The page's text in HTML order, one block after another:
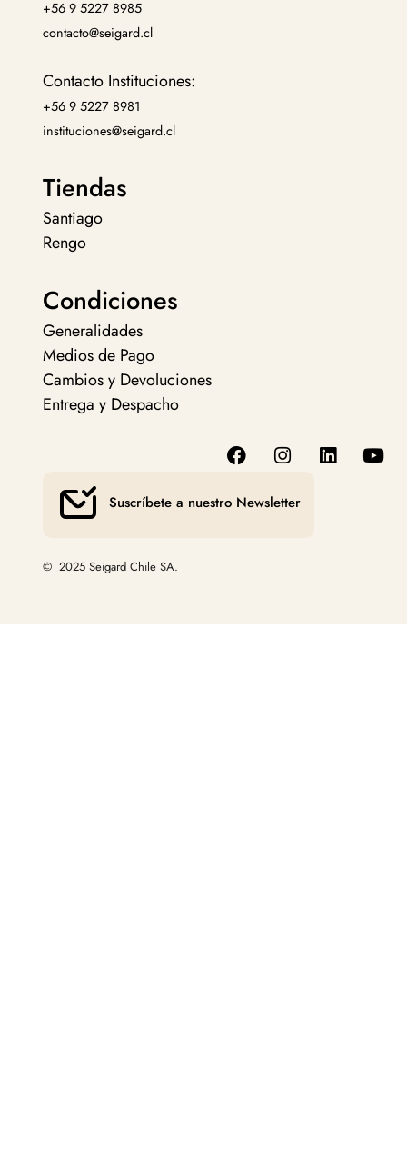
+56 9 5227 8985
contacto@seigard.cl
Contacto Instituciones:
+56 9 5227 8981
instituciones@seigard.cl
Tiendas
Santiago
Rengo
Condiciones
Generalidades
Medios de Pago
Cambios y Devoluciones
Entrega y Despacho
Suscríbete a nuestro Newsletter
© 2025 Seigard Chile SA.